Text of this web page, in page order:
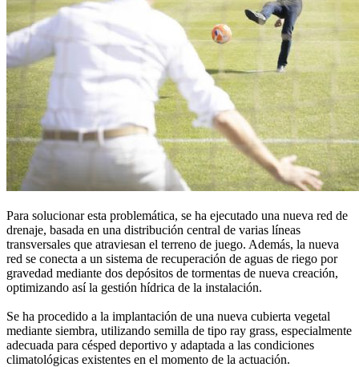
Para solucionar esta problemática, se ha ejecutado una nueva red de
drenaje, basada en una distribución central de varias líneas
transversales que atraviesan el terreno de juego. Además, la nueva
red se conecta a un sistema de recuperación de aguas de riego por
gravedad mediante dos depósitos de tormentas de nueva creación,
optimizando así la gestión hídrica de la instalación.
Se ha procedido a la implantación de una nueva cubierta vegetal
mediante siembra, utilizando semilla de tipo ray grass, especialmente
adecuada para césped deportivo y adaptada a las condiciones
climatológicas existentes en el momento de la actuación.